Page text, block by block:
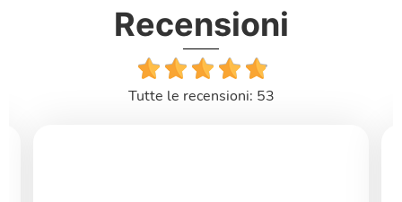
Recensioni
Tutte le recensioni: 53